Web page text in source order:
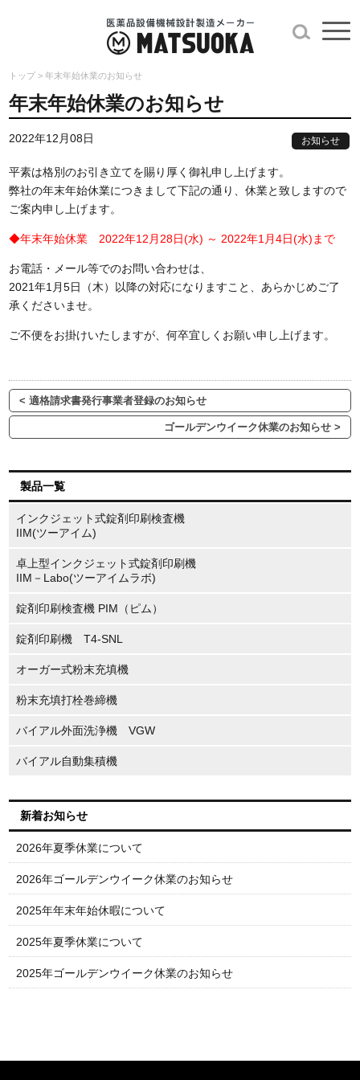
トップ >年末年始休業のお知らせ
年末年始休業のお知らせ
お知らせ
2022年12月08日
平素は格別のお引き立てを賜り厚く御礼申し上げます。
弊社の年末年始休業につきまして下記の通り、休業と致しますので
ご案内申し上げます。
◆年末年始休業 2022年12月28日(水) ～ 2022年1月4日(水)まで
お電話・メール等でのお問い合わせは、
2021年1月5日（木）以降の対応になりますこと、あらかじめご了
承くださいませ。
ご不便をお掛けいたしますが、何卒宜しくお願い申し上げます。
< 適格請求書発行事業者登録のお知らせ
ゴールデンウイーク休業のお知らせ >
製品一覧
インクジェット式錠剤印刷検査機
IIM(ツーアイム)
卓上型インクジェット式錠剤印刷機
IIM－Labo(ツーアイムラボ)
錠剤印刷検査機 PIM（ピム）
錠剤印刷機 T4-SNL
オーガー式粉末充填機
粉末充填打栓巻締機
バイアル外面洗浄機 VGW
バイアル自動集積機
新着お知らせ
2026年夏季休業について
2026年ゴールデンウイーク休業のお知らせ
2025年年末年始休暇について
2025年夏季休業について
2025年ゴールデンウイーク休業のお知らせ